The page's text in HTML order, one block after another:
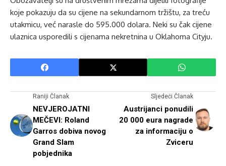
koje pokazuju da su cijene na sekundarnom tržištu, za treću
utakmicu, već narasle do 595.000 dolara. Neki su čak cijene
ulaznica usporedili s cijenama nekretnina u Oklahoma Cityju.
Raniji Članak
NEVJEROJATNI
MEČEVI: Roland
Garros dobiva novog
Grand Slam
pobjednika
Sljedeći Članak
Austrijanci ponudili
20 000 eura nagrade
za informaciju o
Zviceru